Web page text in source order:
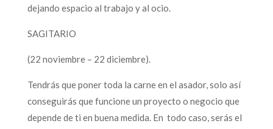
dejando espacio al trabajo y al ocio.
SAGITARIO
(22 noviembre – 22 diciembre).
Tendrás que poner toda la carne en el asador, solo así
conseguirás que funcione un proyecto o negocio que
depende de ti en buena medida. En todo caso, serás el